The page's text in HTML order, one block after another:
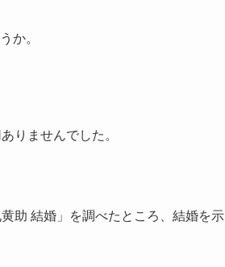
か。
りませんでした。
助 結婚」を調べたところ、結婚を示